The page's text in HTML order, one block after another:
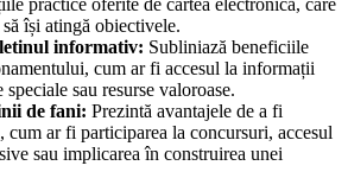
își atingă obiectivele.
informativ: Subliniază beneficiile
cum ar fi accesul la informații
sau resurse valoroase.
de fani: Prezintă avantajele de a fi
cum ar fi participarea la concursuri, accesul
sau implicarea în construirea unei